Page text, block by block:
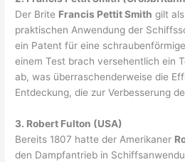
Der Brite Francis Pettit Smith gilt
praktischen Anwendung der
ein Patent für eine
einem Test brach versehentlich ein
ab, was überraschenderweise die
Entdeckung, die zur Verbesserung
3. Robert Fulton (USA)
Bereits 1807 hatte der Amerikaner
den Dampfantrieb in